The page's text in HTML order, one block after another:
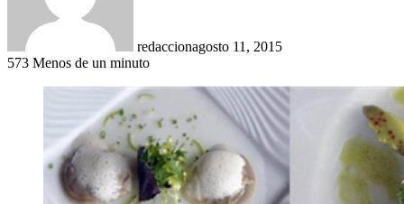
redaccionagosto 11, 2015
573 Menos de un minuto